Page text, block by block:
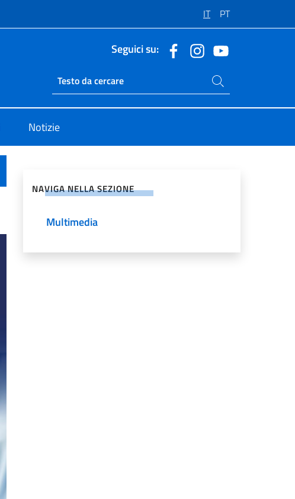
IT PT
Seguici su:
Ricerca sito live
Cerca nel sito
Notizie
NAVIGA NELLA SEZIONE
Multimedia